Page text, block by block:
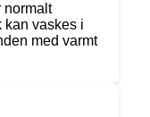
normalt
kan vaskes i
med varmt